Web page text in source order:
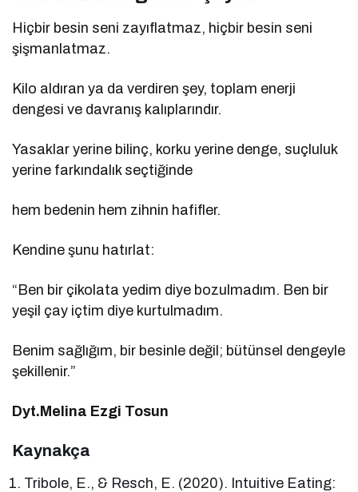
Hiçbir besin seni zayıflatmaz, hiçbir besin seni
şişmanlatmaz.
Kilo aldıran ya da verdiren şey, toplam enerji
dengesi ve davranış kalıplarındır.
Yasaklar yerine bilinç, korku yerine denge, suçluluk
yerine farkındalık seçtiğinde
hem bedenin hem zihnin hafifler.
Kendine şunu hatırlat:
“Ben bir çikolata yedim diye bozulmadım. Ben bir
yeşil çay içtim diye kurtulmadım.
Benim sağlığım, bir besinle değil; bütünsel dengeyle
şekillenir.”
Dyt.Melina Ezgi Tosun
Kaynakça
Tribole, E., & Resch, E. (2020). Intuitive Eating: